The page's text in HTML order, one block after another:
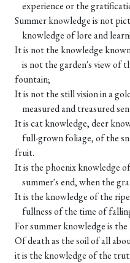
experience or the
Summer knowledge is not
knowledge of lore and
It is not the knowledge
is not the garden's view of
fountain;
It is not the still vision in a
measured and treasured
It is cat knowledge, deer
full-grown foliage, of the
fruit.
It is the phoenix knowledge
summer's end, when the
It is the knowledge of the
fullness of the time of
For summer knowledge is
Of death as the soil of all
it is the knowledge of the